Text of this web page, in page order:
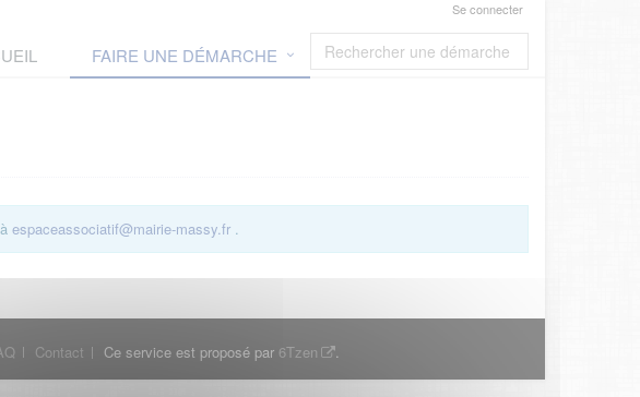
Se connecter
FAIRE UNE DÉMARCHE
espaceassociatif@mairie-massy.fr .
Contact Ce service est proposé par 6Tzen .